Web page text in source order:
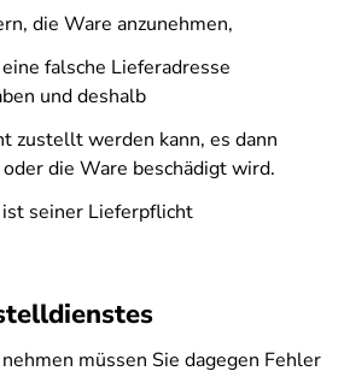
die Ware anzunehmen,
falsche Lieferadresse
und deshalb
zustellt werden kann, es dann
die Ware beschädigt wird.
seiner Lieferpflicht
müssen Sie dagegen Fehler